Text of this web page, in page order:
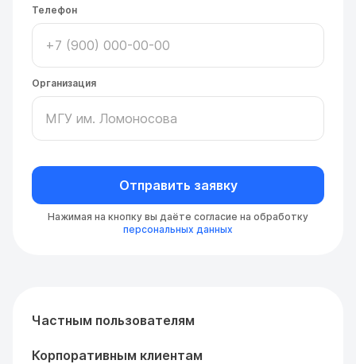
Телефон
Организация
Отправить заявку
Нажимая на кнопку вы даёте согласие на обработку
персональных данных
Частным пользователям
Корпоративным клиентам